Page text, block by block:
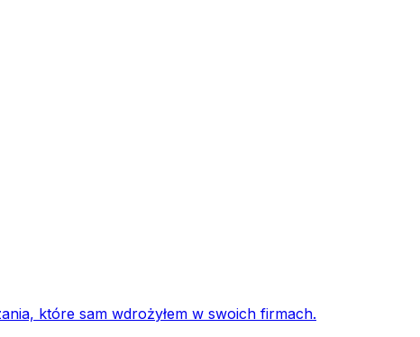
które sam wdrożyłem w swoich firmach.